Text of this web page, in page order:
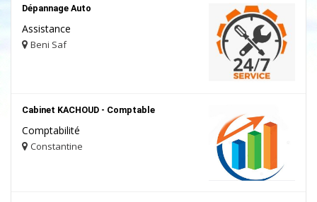
Dépannage Auto
Assistance
Beni Saf
Cabinet KACHOUD - Comptable
Comptabilité
Constantine